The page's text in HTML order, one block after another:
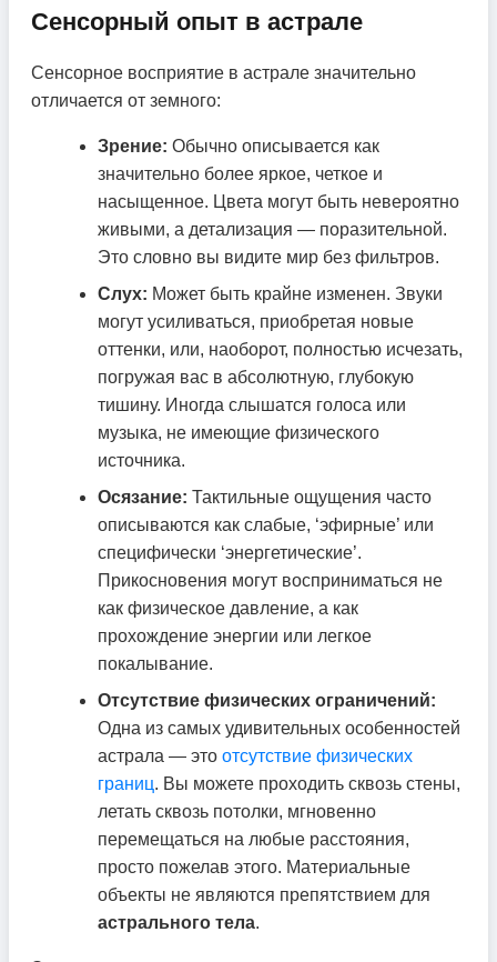
Сенсорный опыт в астрале
Сенсорное восприятие в астрале значительно
отличается от земного:
Зрение: Обычно описывается как
значительно более яркое, четкое и
насыщенное. Цвета могут быть невероятно
живыми, а детализация — поразительной.
Это словно вы видите мир без фильтров.
Слух: Может быть крайне изменен. Звуки
могут усиливаться, приобретая новые
оттенки, или, наоборот, полностью исчезать,
погружая вас в абсолютную, глубокую
тишину. Иногда слышатся голоса или
музыка, не имеющие физического
источника.
Осязание: Тактильные ощущения часто
описываются как слабые, ‘эфирные’ или
специфически ‘энергетические’.
Прикосновения могут восприниматься не
как физическое давление, а как
прохождение энергии или легкое
покалывание.
Отсутствие физических ограничений:
Одна из самых удивительных особенностей
астрала — это отсутствие физических
границ. Вы можете проходить сквозь стены,
летать сквозь потолки, мгновенно
перемещаться на любые расстояния,
просто пожелав этого. Материальные
объекты не являются препятствием для
астрального тела.